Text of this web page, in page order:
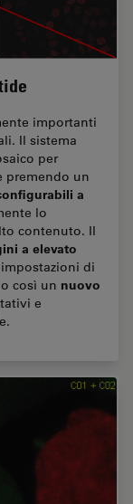
importanti
Il sistema
per
premendo un
a
lo
contenuto. Il
a elevato
di
così un nuovo
e